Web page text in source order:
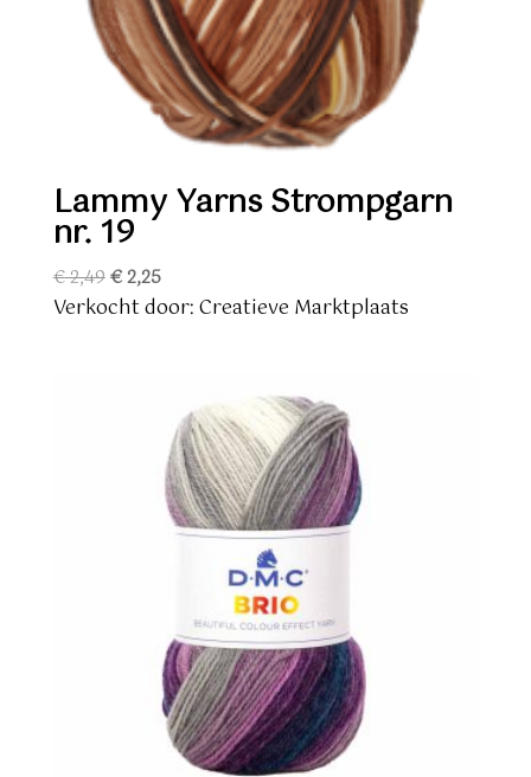
Lammy Yarns Strompgarn
nr. 19
€2,49Oorspronkelijke
prijs
€2,25Huidige
prijs
Verkocht door: Creatieve Marktplaats